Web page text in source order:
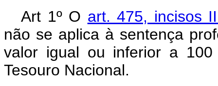
Art 1º O art. 475, incisos
não se aplica à sentença
valor igual ou inferior a 100
Tesouro Nacional.